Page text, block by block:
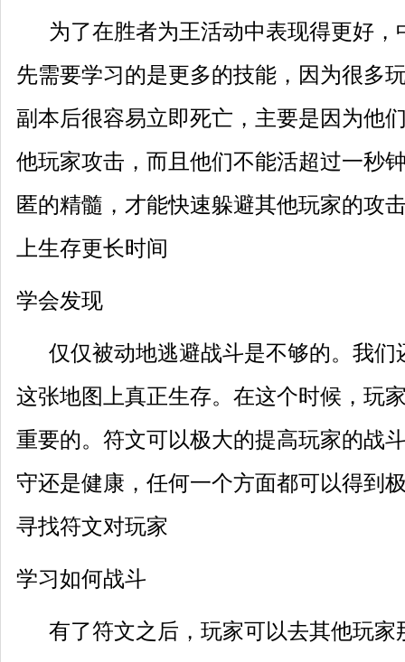
为了在胜者为王活动中表现得更好，
先需要学习的是更多的技能，因为很多
副本后很容易立即死亡，主要是因为他
他玩家攻击，而且他们不能活超过一秒
匿的精髓，才能快速躲避其他玩家的攻
上生存更长时间
学会发现
仅仅被动地逃避战斗是不够的。我们
这张地图上真正生存。在这个时候，玩
重要的。符文可以极大的提高玩家的战
守还是健康，任何一个方面都可以得到
寻找符文对玩家
学习如何战斗
有了符文之后，玩家可以去其他玩家